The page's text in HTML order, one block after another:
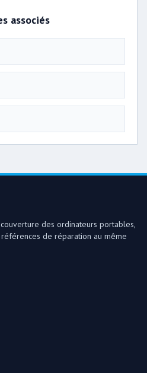
associés
des ordinateurs portables,
de réparation au même